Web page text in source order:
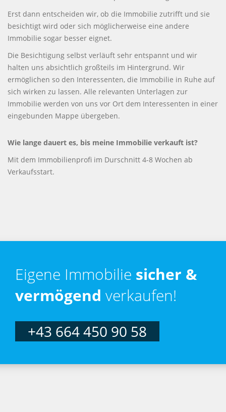
Erst dann entscheiden wir, ob die Immobilie zutrifft und sie
besichtigt wird oder sich möglicherweise eine andere
Immobilie sogar besser eignet.
Die Besichtigung selbst verläuft sehr entspannt und wir
halten uns absichtlich großteils im Hintergrund. Wir
ermöglichen so den Interessenten, die Immobilie in Ruhe auf
sich wirken zu lassen. Alle relevanten Unterlagen zur
Immobilie werden von uns vor Ort dem Interessenten in einer
eingebunden Mappe übergeben.
Wie lange dauert es, bis meine Immobilie verkauft ist?
Mit dem Immobilienprofi im Durschnitt 4-8 Wochen ab
Verkaufsstart.
Eigene Immobilie sicher &
vermögend verkaufen!
+43 664 450 90 58